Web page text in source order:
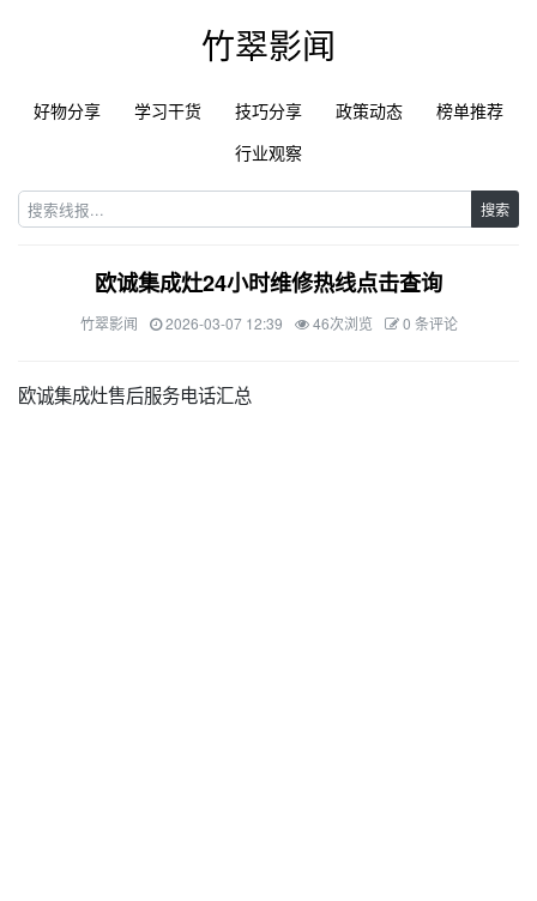
竹翠影闻
好物分享 学习干货 技巧分享 政策动态
榜单推荐
行业观察
搜索
欧诚集成灶24小时维修热线点击查询
竹翠影闻 2026-03-07 12:39 46次浏览 0 条评论
欧诚集成灶售后服务电话汇总